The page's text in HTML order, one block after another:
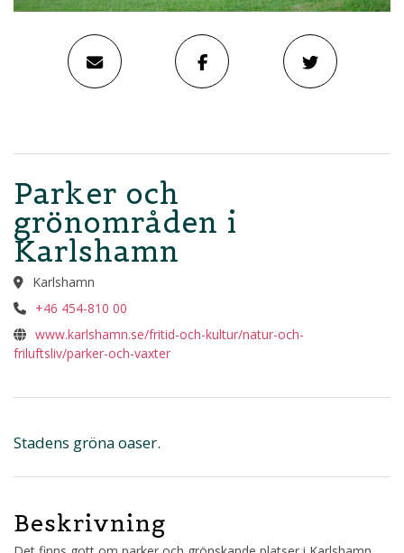
Parker och
grönområden i
Karlshamn
Karlshamn
+46 454-810 00
www.karlshamn.se/fritid-och-kultur/natur-och-
friluftsliv/parker-och-vaxter
Stadens gröna oaser.
Beskrivning